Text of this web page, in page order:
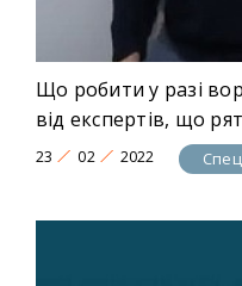
Що робити у разі
від експертів, що
23 02 2022